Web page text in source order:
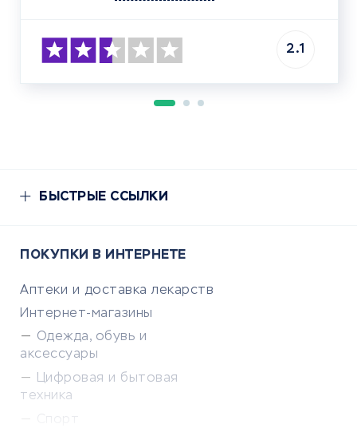
2.1
БЫСТРЫЕ ССЫЛКИ
ПОКУПКИ В ИНТЕРНЕТЕ
Аптеки и доставка лекарств
Интернет-магазины
Одежда, обувь и
аксессуары
Цифровая и бытовая
техника